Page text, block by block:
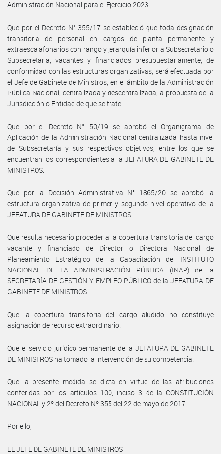
Administración Nacional para el Ejercicio 2023.
Que por el Decreto N° 355/17 se estableció que toda designación
transitoria de personal en cargos de planta permanente y
extraescalafonarios con rango y jerarquía inferior a Subsecretario o
Subsecretaria, vacantes y financiados presupuestariamente, de
conformidad con las estructuras organizativas, será efectuada por
el Jefe de Gabinete de Ministros, en el ámbito de la Administración
Pública Nacional, centralizada y descentralizada, a propuesta de la
Jurisdicción o Entidad de que se trate.
Que por el Decreto N° 50/19 se aprobó el Organigrama de
Aplicación de la Administración Nacional centralizada hasta nivel
de Subsecretaría y sus respectivos objetivos, entre los que se
encuentran los correspondientes a la JEFATURA DE GABINETE DE
MINISTROS.
Que por la Decisión Administrativa N° 1865/20 se aprobó la
estructura organizativa de primer y segundo nivel operativo de la
JEFATURA DE GABINETE DE MINISTROS.
Que resulta necesario proceder a la cobertura transitoria del cargo
vacante y financiado de Director o Directora Nacional de
Planeamiento Estratégico de la Capacitación del INSTITUTO
NACIONAL DE LA ADMINISTRACIÓN PÚBLICA (INAP) de la
SECRETARÍA DE GESTIÓN Y EMPLEO PÚBLICO de la JEFATURA DE
GABINETE DE MINISTROS.
Que la cobertura transitoria del cargo aludido no constituye
asignación de recurso extraordinario.
Que el servicio jurídico permanente de la JEFATURA DE GABINETE
DE MINISTROS ha tomado la intervención de su competencia.
Que la presente medida se dicta en virtud de las atribuciones
conferidas por los artículos 100, inciso 3 de la CONSTITUCIÓN
NACIONAL y 2º del Decreto Nº 355 del 22 de mayo de 2017.
Por ello,
EL JEFE DE GABINETE DE MINISTROS